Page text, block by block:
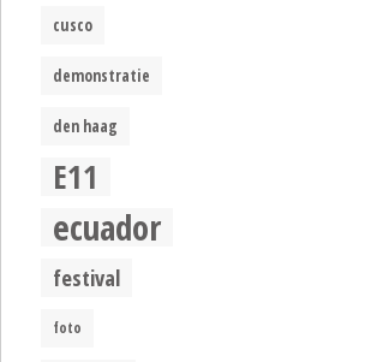
cusco
demonstratie
den haag
E11
ecuador
festival
foto